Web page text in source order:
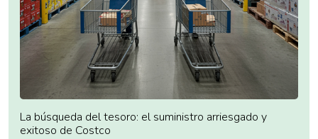
La búsqueda del tesoro: el suministro arriesgado y
exitoso de Costco